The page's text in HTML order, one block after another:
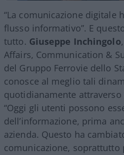
“La comunicazione digitale
flusso informativo”. E
tutto. Giuseppe Inchingolo
Affairs, Communication &
del Gruppo Ferrovie dello
conosce al meglio tali
quotidianamente
“Oggi gli utenti possono
dell’informazione, prima
azienda. Questo ha
comunicazione, soprattutto